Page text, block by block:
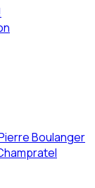
Boulanger